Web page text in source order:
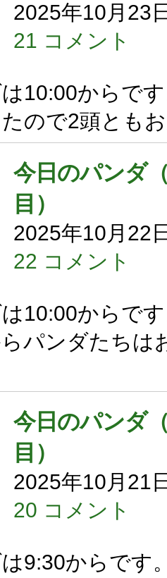
2025年10月23
21 コメント
10:00からで
ので2頭とも
今日のパンダ
目）
2025年10月22
22 コメント
10:00からで
パンダたちは
今日のパンダ
目）
2025年10月21
20 コメント
9:30からです